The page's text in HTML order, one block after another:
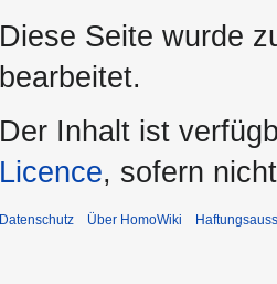
Diese Seite wurde
bearbeitet.
Der Inhalt ist
Licence, sofern
Datenschutz Über HomoWiki